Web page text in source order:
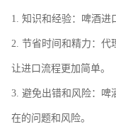
1. 知识和经验：啤酒进
2. 节省时间和精力：代
让进口流程更加简单。
3. 避免出错和风险：啤
在的问题和风险。